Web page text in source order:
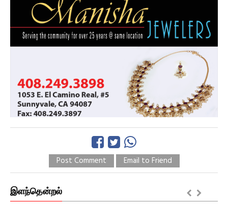
Post Comment Email to Friend
இளந்தென்றல்